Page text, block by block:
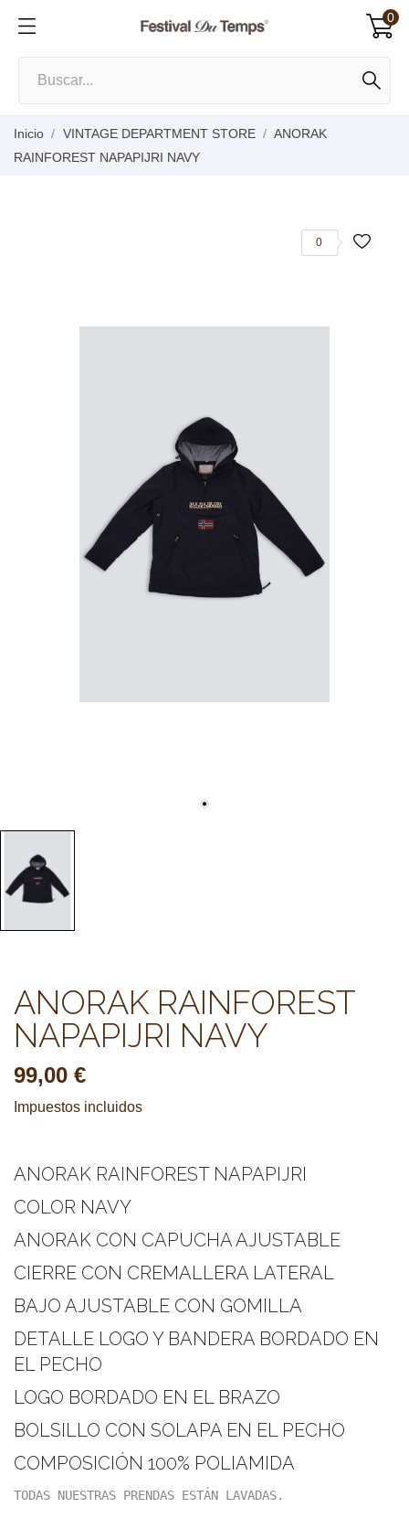
0
Inicio VINTAGE DEPARTMENT STORE
ANORAK
RAINFOREST NAPAPIJRI NAVY
0
ANORAK RAINFOREST
NAPAPIJRI NAVY
99,00 €
Impuestos incluidos
ANORAK RAINFOREST NAPAPIJRI
COLOR NAVY
ANORAK CON CAPUCHA AJUSTABLE
CIERRE CON CREMALLERA LATERAL
BAJO AJUSTABLE CON GOMILLA
DETALLE LOGO Y BANDERA BORDADO EN
EL PECHO
LOGO BORDADO EN EL BRAZO
BOLSILLO CON SOLAPA EN EL PECHO
COMPOSICIÓN 100% POLIAMIDA
TODAS NUESTRAS PRENDAS ESTÁN LAVADAS.